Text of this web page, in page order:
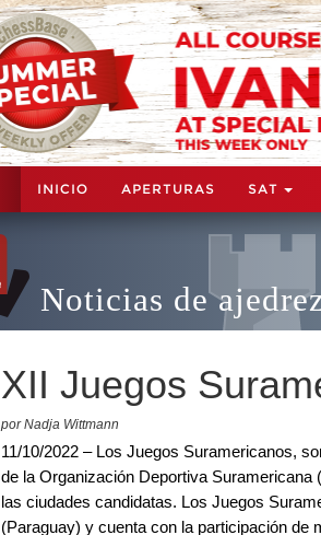
INICIO APERTURAS SAT
Noticias de
XII Juegos
por Nadja Wittmann
11/10/2022 – Los Juegos Suramericanos,
de la Organización Deportiva
las ciudades candidatas. Los Juegos
(Paraguay) y cuenta con la participación